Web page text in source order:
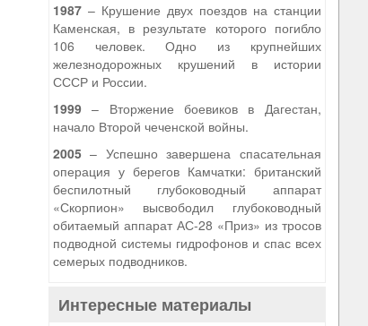
1987– Крушение двух поездов на станции
Каменская, в результате которого погибло
106 человек. Одно из крупнейших
железнодорожных крушений в истории
СССР и России.
1999– Вторжение боевиков в Дагестан,
начало Второй чеченской войны.
2005– Успешно завершена спасательная
операция у берегов Камчатки: британский
беспилотный глубоководный аппарат
«Скорпион» высвободил глубоководный
обитаемый аппарат АС-28 «Приз» из тросов
подводной системы гидрофонов и спас всех
семерых подводников.
Интересные материалы